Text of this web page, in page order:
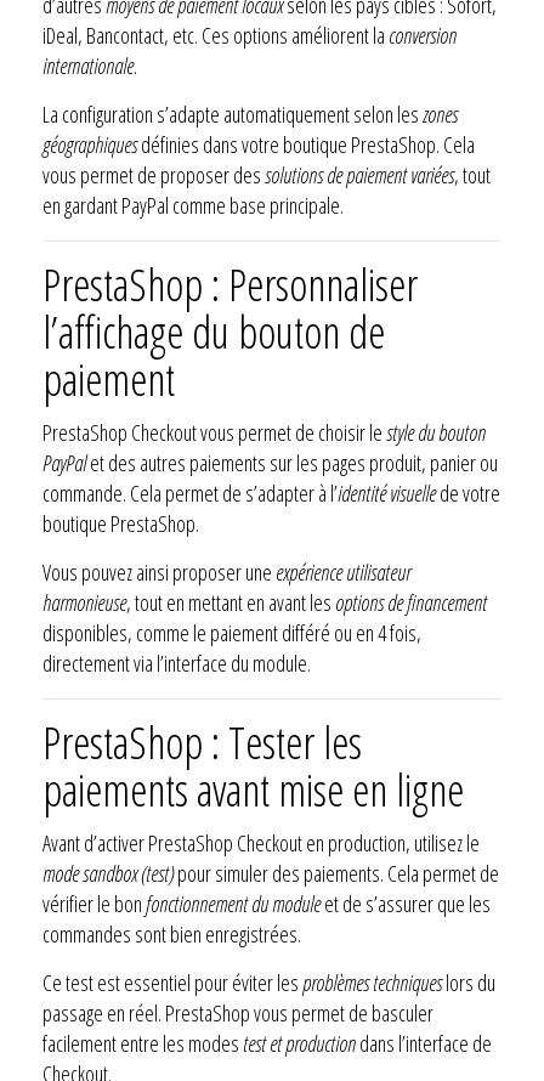
iDeal, Bancontact, etc. Ces options améliorent la conversion
internationale.
La configuration s’adapte automatiquement selon leszones
géographiquesdéfinies dans votre boutique PrestaShop. Cela
vous permet de proposer dessolutions de paiement variées, tout
en gardant PayPal comme base principale.
PrestaShop : Personnaliser
l’affichage du bouton de
paiement
PrestaShop Checkout vous permet de choisir lestyle du bouton
PayPalet des autres paiements sur les pages produit, panier ou
commande. Cela permet de s’adapter à l’identité visuellede votre
boutique PrestaShop.
Vous pouvez ainsi proposer une expérience utilisateur
harmonieuse, tout en mettant en avant les options de financement
disponibles, comme le paiement différé ou en 4 fois,
directement via l’interface du module.
PrestaShop : Tester les
paiements avant mise en ligne
Avant d’activer PrestaShop Checkout en production, utilisez le
mode sandbox (test)pour simuler des paiements. Cela permet de
vérifier le bonfonctionnement du moduleet de s’assurer que les
commandes sont bien enregistrées.
Ce test est essentiel pour éviter lesproblèmes techniqueslors du
passage en réel. PrestaShop vous permet de basculer
facilement entre les modestest et productiondans l’interface de
Checkout.